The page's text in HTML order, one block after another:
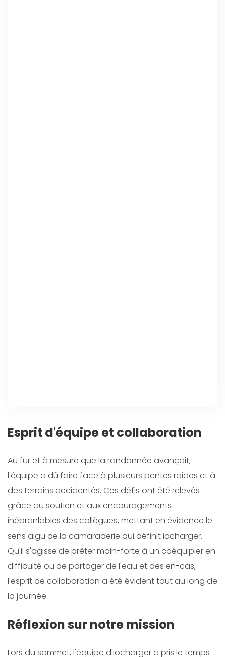
Esprit d'équipe et collaboration
Au fur et à mesure que la randonnée avançait,
l'équipe a dû faire face à plusieurs pentes raides et à
des terrains accidentés. Ces défis ont été relevés
grâce au soutien et aux encouragements
inébranlables des collègues, mettant en évidence le
sens aigu de la camaraderie qui définit iocharger.
Qu'il s'agisse de prêter main-forte à un coéquipier en
difficulté ou de partager de l'eau et des en-cas,
l'esprit de collaboration a été évident tout au long de
la journée.
Réflexion sur notre mission
Lors du sommet, l'équipe d'iocharger a pris le temps